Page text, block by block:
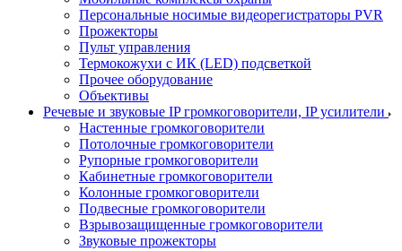
Персональные носимые видеорегистраторы PVR
Прожекторы
Пульт управления
Термокожухи с ИК (LED) подсветкой
Прочее оборудование
Объективы
Речевые и звуковые IP громкоговорители, IP усилители
Настенные громкоговорители
Потолочные громкоговорители
Рупорные громкоговорители
Кабинетные громкоговорители
Колонные громкоговорители
Подвесные громкоговорители
Взрывозащищенные громкоговорители
Звуковые прожекторы